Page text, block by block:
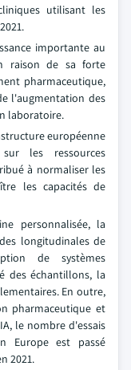
utilisant les
importante au
raison de sa forte
pharmaceutique,
l'augmentation des
laboratoire.
européenne
les ressources
à normaliser les
les capacités de
personnalisée, la
longitudinales de
de systèmes
des échantillons, la
En outre,
pharmaceutique et
le nombre d'essais
Europe est passé
2021.